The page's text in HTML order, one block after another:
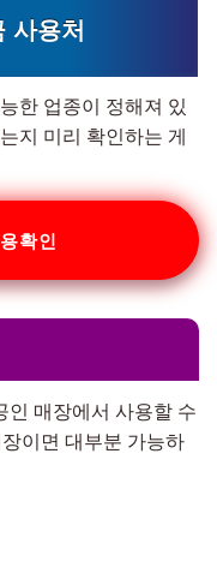
사용처
한 업종이 정해져 있
지 미리 확인하는 게
확인
인 매장에서 사용할 수
이면 대부분 가능하